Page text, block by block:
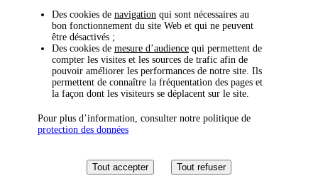
Des cookies de navigation qui sont nécessaires au
bon fonctionnement du site Web et qui ne peuvent
être désactivés ;
Des cookies de mesure d’audience qui permettent de
compter les visites et les sources de trafic afin de
pouvoir améliorer les performances de notre site. Ils
permettent de connaître la fréquentation des pages et
la façon dont les visiteurs se déplacent sur le site.
Pour plus d’information, consulter notre politique de
protection des données
Tout accepter Tout refuser